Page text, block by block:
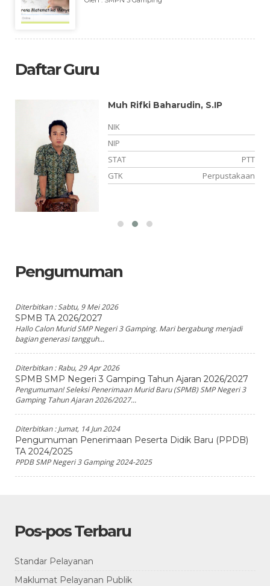
Daftar Guru
Muh Rifki Baharudin, S.IP
NIK
NIP
STAT
PTT
GTK
Perpustakaan
Pengumuman
Diterbitkan :Sabtu, 9 Mei 2026
SPMB TA 2026/2027
Hallo Calon Murid SMP Negeri 3 Gamping. Mari bergabung menjadi
bagian generasi tangguh...
Diterbitkan :Rabu, 29 Apr 2026
SPMB SMP Negeri 3 Gamping Tahun Ajaran 2026/2027
Pengumuman! Seleksi Penerimaan Murid Baru (SPMB) SMP Negeri 3
Gamping Tahun Ajaran 2026/2027...
Diterbitkan :Jumat, 14 Jun 2024
Pengumuman Penerimaan Peserta Didik Baru (PPDB)
TA 2024/2025
PPDB SMP Negeri 3 Gamping 2024-2025
Pos-pos Terbaru
Standar Pelayanan
Maklumat Pelayanan Publik